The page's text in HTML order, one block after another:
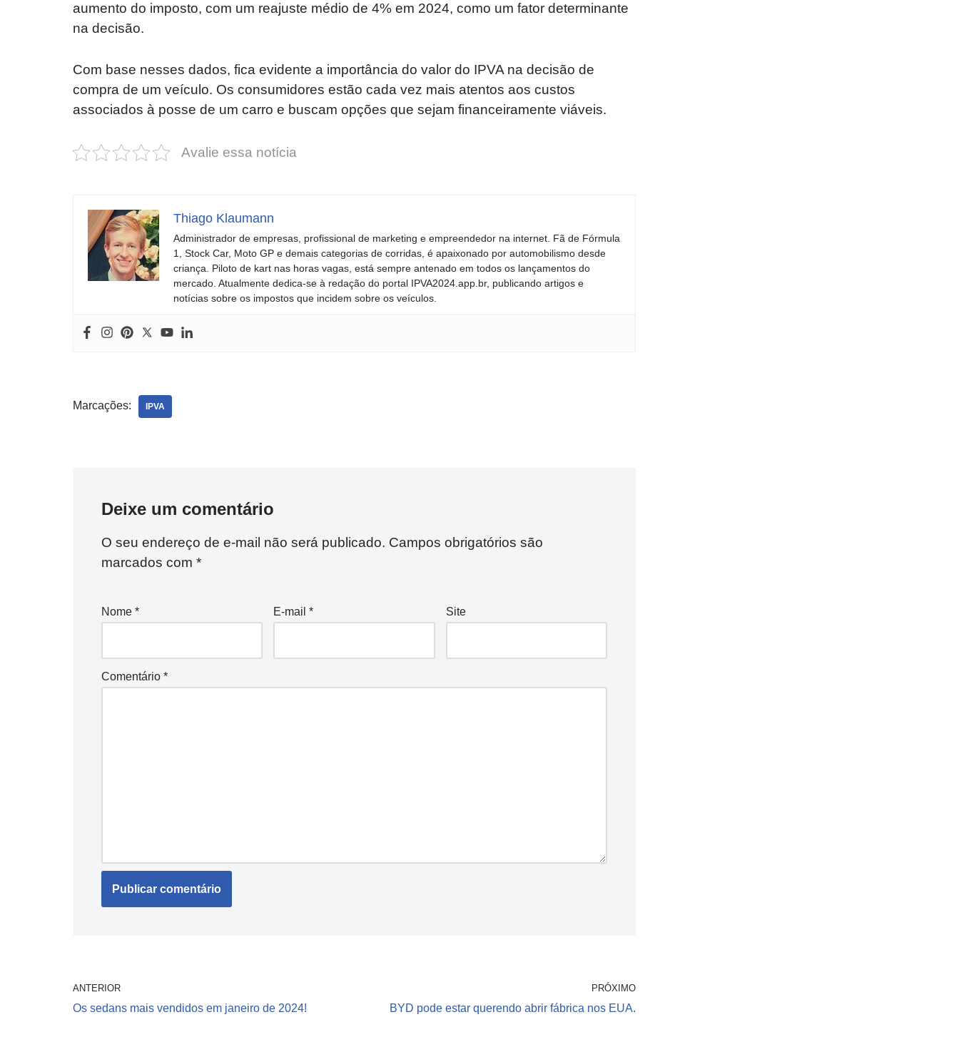
aumento do imposto, com um reajuste médio de 4% em 2024, como um fator determinante
na decisão.
Com base nesses dados, fica evidente a importância do valor do IPVA na decisão de
compra de um veículo. Os consumidores estão cada vez mais atentos aos custos
associados à posse de um carro e buscam opções que sejam financeiramente viáveis.
Avalie essa notícia
Thiago Klaumann
Administrador de empresas, profissional de marketing e empreendedor na internet. Fã de Fórmula
1, Stock Car, Moto GP e demais categorias de corridas, é apaixonado por automobilismo desde
criança. Piloto de kart nas horas vagas, está sempre antenado em todos os lançamentos do
mercado. Atualmente dedica-se à redação do portal IPVA2024.app.br, publicando artigos e
notícias sobre os impostos que incidem sobre os veículos.
Marcações: IPVA
Deixe um comentário
O seu endereço de e-mail não será publicado. Campos obrigatórios são
marcados com *
Nome * E-mail* Site
Comentário *
ANTERIOR
Os sedans mais vendidos em janeiro de 2024!
PRÓXIMO
BYD pode estar querendo abrir fábrica nos EUA.